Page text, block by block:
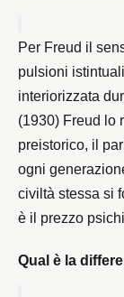
Per Freud il
pulsioni
interiorizzata
(1930) Freud lo
preistorico, il
ogni
civiltà stessa si
è il prezzo
Qual è la